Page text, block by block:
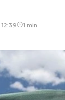
1 min.